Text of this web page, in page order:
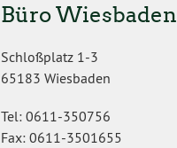
Büro Wiesbaden
Schloßplatz 1-3
65183 Wiesbaden
Tel: 0611-350756
Fax: 0611-3501655